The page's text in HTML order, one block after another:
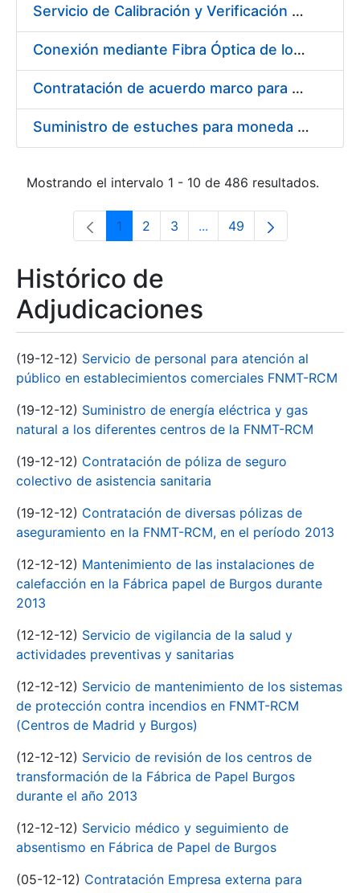
Servicio de Calibración y Verificación Externa de los Equipos de Medición del Servicio de Prevención de la FNMT-RCM
Conexión mediante Fibra Óptica de los Centros de Proceso de Datos (CPDs) de las sedes de la FNMT-RCM de Burgos y Madrid
Contratación de acuerdo marco para el Suministro de Material de Electricidad para la Fábrica Nacional de Moneda y Timbre-Real Casa de la Moneda en su centro de trabajo de Burgos
Suministro de estuches para moneda de 30 €
Mostrando el intervalo 1 - 10 de 486 resultados.
Página
1 Página
2 Página
3 ...Páginas intermedias Use
Página
49
Histórico de
Adjudicaciones
(19-12-12) Servicio de personal para atención al
público en establecimientos comerciales FNMT-RCM
(19-12-12) Suministro de energía eléctrica y gas
natural a los diferentes centros de la FNMT-RCM
(19-12-12) Contratación de póliza de seguro
colectivo de asistencia sanitaria
(19-12-12) Contratación de diversas pólizas de
aseguramiento en la FNMT-RCM, en el período 2013
(12-12-12) Mantenimiento de las instalaciones de
calefacción en la Fábrica papel de Burgos durante
2013
(12-12-12) Servicio de vigilancia de la salud y
actividades preventivas y sanitarias
(12-12-12) Servicio de mantenimiento de los sistemas
de protección contra incendios en FNMT-RCM
(Centros de Madrid y Burgos)
(12-12-12) Servicio de revisión de los centros de
transformación de la Fábrica de Papel Burgos
durante el año 2013
(12-12-12) Servicio médico y seguimiento de
absentismo en Fábrica de Papel de Burgos
(05-12-12) Contratación Empresa externa para